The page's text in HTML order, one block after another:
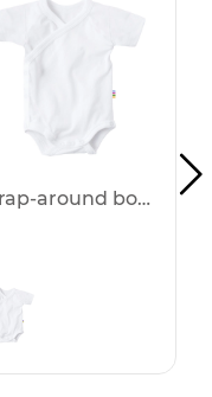
Wrap-around body w. s/s